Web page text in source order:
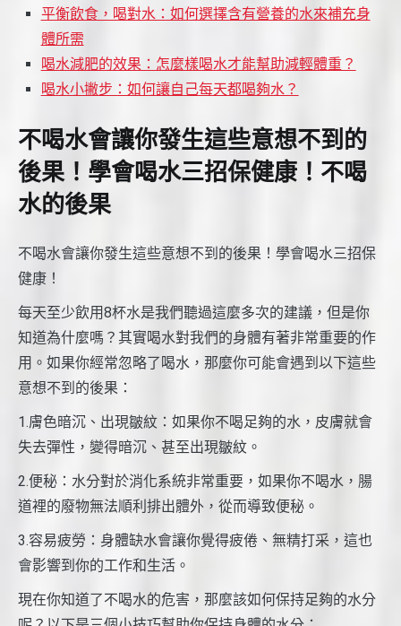
平衡飲食，喝對水：如何選擇含有營養的水來補充身
體所需
喝水減肥的效果：怎麼樣喝水才能幫助減輕體重？
喝水小撇步：如何讓自己每天都喝夠水？
不喝水會讓你發生這些意想不到的
後果！學會喝水三招保健康！不喝
水的後果
不喝水會讓你發生這些意想不到的後果！學會喝水三招保
健康！
每天至少飲用8杯水是我們聽過這麼多次的建議，但是你
知道為什麼嗎？其實喝水對我們的身體有著非常重要的作
用。如果你經常忽略了喝水，那麼你可能會遇到以下這些
意想不到的後果：
1.膚色暗沉、出現皺紋：如果你不喝足夠的水，皮膚就會
失去彈性，變得暗沉、甚至出現皺紋。
2.便秘：水分對於消化系統非常重要，如果你不喝水，腸
道裡的廢物無法順利排出體外，從而導致便秘。
3.容易疲勞：身體缺水會讓你覺得疲倦、無精打采，這也
會影響到你的工作和生活。
現在你知道了不喝水的危害，那麼該如何保持足夠的水分